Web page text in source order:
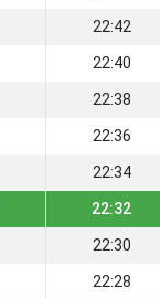
22:42
22:40
22:38
22:36
22:34
22:32
22:30
22:28